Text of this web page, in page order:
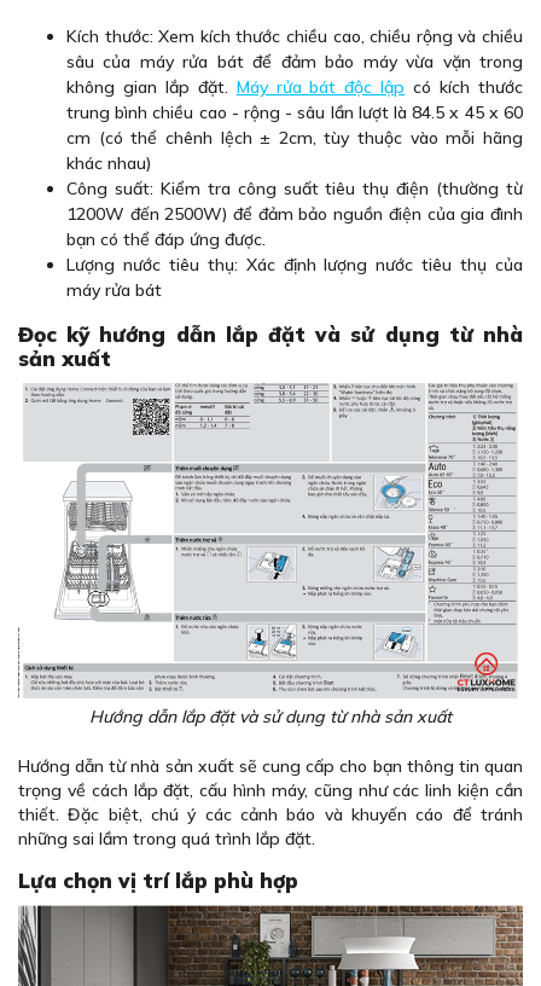
Kích thước: Xem kích thước chiều cao, chiều rộng và chiều
sâu của máy rửa bát để đảm bảo máy vừa vặn trong
không gian lắp đặt. Máy rửa bát độc lập có kích thước
trung bình chiều cao - rộng - sâu lần lượt là 84.5 x 45 x 60
cm (có thể chênh lệch ± 2cm, tùy thuộc vào mỗi hãng
khác nhau)
Công suất: Kiểm tra công suất tiêu thụ điện (thường từ
1200W đến 2500W) để đảm bảo nguồn điện của gia đình
bạn có thể đáp ứng được.
Lượng nước tiêu thụ: Xác định lượng nước tiêu thụ của
máy rửa bát
Đọc kỹ hướng dẫn lắp đặt và sử dụng từ nhà
sản xuất
Hướng dẫn lắp đặt và sử dụng từ nhà sản xuất
Hướng dẫn từ nhà sản xuất sẽ cung cấp cho bạn thông tin quan
trọng về cách lắp đặt, cấu hình máy, cũng như các linh kiện cần
thiết. Đặc biệt, chú ý các cảnh báo và khuyến cáo để tránh
những sai lầm trong quá trình lắp đặt.
Lựa chọn vị trí lắp phù hợp